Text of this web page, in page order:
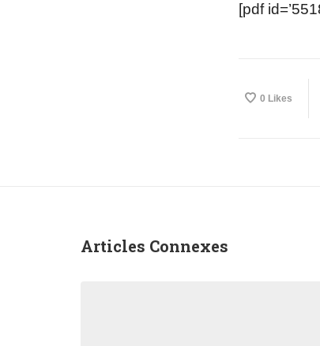
[pdf
0 Likes
Articles Connexes